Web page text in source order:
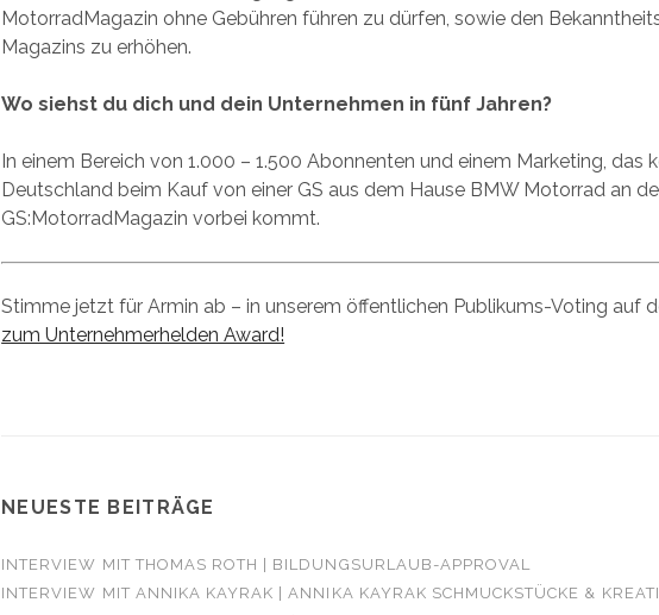
MotorradMagazin ohne Gebühren führen zu dürfen, sowie den
Magazins zu erhöhen.
Wo siehst du dich und dein Unternehmen in fünf Jahren?
In einem Bereich von 1.000 – 1.500 Abonnenten und einem Marketing, das
Deutschland beim Kauf von einer GS aus dem Hause BMW Motorrad an
GS:MotorradMagazin vorbei kommt.
Stimme jetzt für Armin ab – in unserem öffentlichen Publikums-Voting auf
zum Unternehmerhelden Award!
NEUESTE BEITRÄGE
INTERVIEW MIT THOMAS ROTH | BILDUNGSURLAUB-APPROVAL
INTERVIEW MIT ANNIKA KAYRAK | ANNIKA KAYRAK SCHMUCKSTÜCKE &